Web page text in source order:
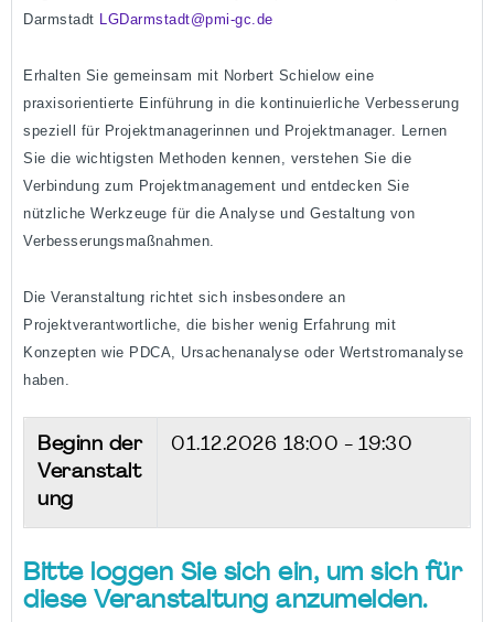
Darmstadt LGDarmstadt@pmi-gc.de
Erhalten Sie gemeinsam mit Norbert Schielow eine
praxisorientierte Einführung in die kontinuierliche Verbesserung
speziell für Projektmanagerinnen und Projektmanager. Lernen
Sie die wichtigsten Methoden kennen, verstehen Sie die
Verbindung zum Projektmanagement und entdecken Sie
nützliche Werkzeuge für die Analyse und Gestaltung von
Verbesserungsmaßnahmen.
Die Veranstaltung richtet sich insbesondere an
Projektverantwortliche, die bisher wenig Erfahrung mit
Konzepten wie PDCA, Ursachenanalyse oder Wertstromanalyse
haben.
Beginn der
Veranstalt
ung
01.12.2026 18:00 - 19:30
Bitte loggen Sie sich ein, um sich für
diese Veranstaltung anzumelden.